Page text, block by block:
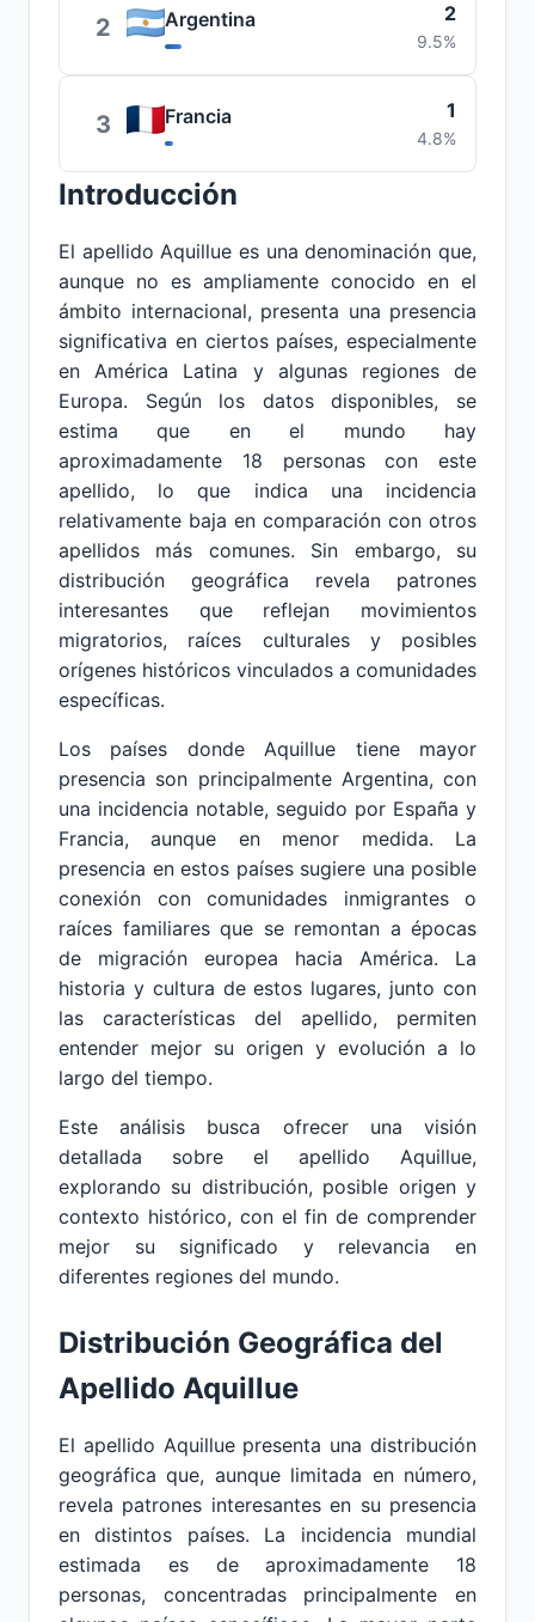
2 Argentina 2
9.5%
3 Francia 1
4.8%
Introducción
El apellido Aquillue es una denominación que,
aunque no es ampliamente conocido en el
ámbito internacional, presenta una presencia
significativa en ciertos países, especialmente
en América Latina y algunas regiones de
Europa. Según los datos disponibles, se
estima que en el mundo hay
aproximadamente 18 personas con este
apellido, lo que indica una incidencia
relativamente baja en comparación con otros
apellidos más comunes. Sin embargo, su
distribución geográfica revela patrones
interesantes que reflejan movimientos
migratorios, raíces culturales y posibles
orígenes históricos vinculados a comunidades
específicas.
Los países donde Aquillue tiene mayor
presencia son principalmente Argentina, con
una incidencia notable, seguido por España y
Francia, aunque en menor medida. La
presencia en estos países sugiere una posible
conexión con comunidades inmigrantes o
raíces familiares que se remontan a épocas
de migración europea hacia América. La
historia y cultura de estos lugares, junto con
las características del apellido, permiten
entender mejor su origen y evolución a lo
largo del tiempo.
Este análisis busca ofrecer una visión
detallada sobre el apellido Aquillue,
explorando su distribución, posible origen y
contexto histórico, con el fin de comprender
mejor su significado y relevancia en
diferentes regiones del mundo.
Distribución Geográfica del
Apellido Aquillue
El apellido Aquillue presenta una distribución
geográfica que, aunque limitada en número,
revela patrones interesantes en su presencia
en distintos países. La incidencia mundial
estimada es de aproximadamente 18
personas, concentradas principalmente en